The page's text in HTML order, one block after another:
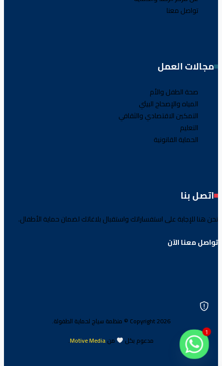
تواصل معنا
مجالات العمل
صحة الطفل والأم
المياه والإصحاح البيئي
التمكين الاقتصادي والثقافي
التعليم
الحماية القانونية
اتصل بنا
نحن هنا للإجابة على استفساراتك واستقبال بلاغاتك لضمان حماية الأطفال.
تواصل معنا الآن
Copyright 2026 © منظمة سياج لحماية الطفولة.
مدعوم بكل
منMotive Media
.
1